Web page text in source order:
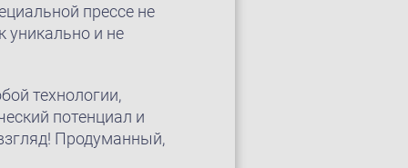
прессе не
уникально и не
технологии,
потенциал и
Продуманный,